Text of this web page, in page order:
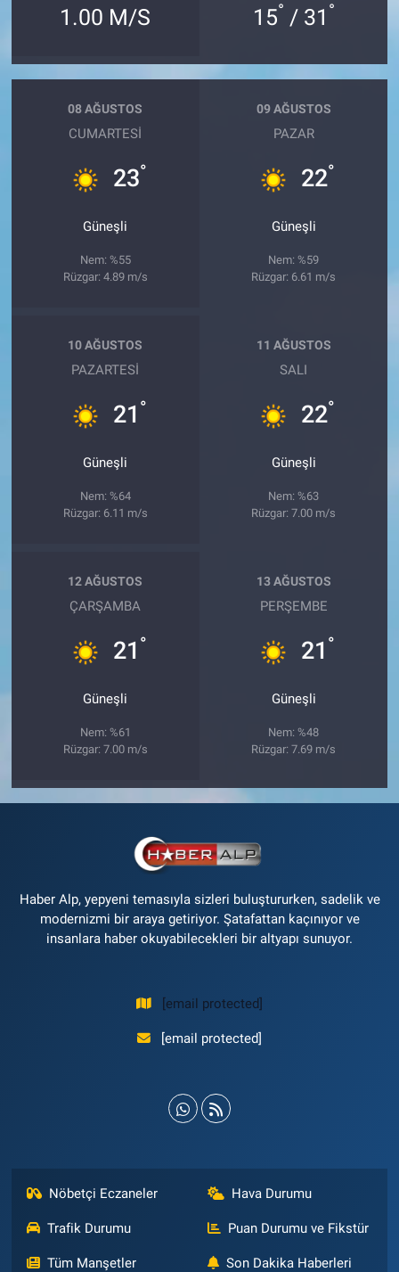
1.00 M/S 15° / 31 °
08 AĞUSTOS
CUMARTESI
23°
Güneşli
Nem: %55
Rüzgar: 4.89 m/s
09 AĞUSTOS
PAZAR
22°
Güneşli
Nem: %59
Rüzgar: 6.61 m/s
10 AĞUSTOS
PAZARTESI
21 °
Güneşli
Nem: %64
Rüzgar: 6.11 m/s
11 AĞUSTOS
SALI
22°
Güneşli
Nem: %63
Rüzgar: 7.00 m/s
12 AĞUSTOS
ÇARŞAMBA
21 °
Güneşli
Nem: %61
Rüzgar: 7.00 m/s
13 AĞUSTOS
PERŞEMBE
21 °
Güneşli
Nem: %48
Rüzgar: 7.69 m/s
Haber Alp, yepyeni temasıyla sizleri buluştururken, sadelik ve
modernizmi bir araya getiriyor. Şatafattan kaçınıyor ve
insanlara haber okuyabilecekleri bir altyapı sunuyor.
[email protected]
[email protected]
Nöbetçi Eczaneler Hava Durumu
Trafik Durumu Puan Durumu ve Fikstür
Tüm Manşetler Son Dakika Haberleri